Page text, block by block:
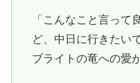
「こんなこと言って
ど、中日に行きたい
ブライトの竜への